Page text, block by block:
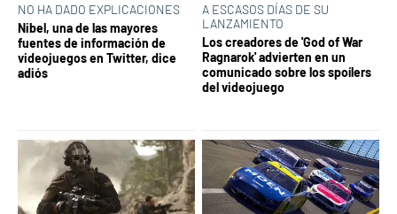
NO HA DADO EXPLICACIONES
Nibel, una de las mayores
fuentes de información de
videojuegos en Twitter, dice
adiós
A ESCASOS DÍAS DE SU
LANZAMIENTO
Los creadores de 'God of War
Ragnarok' advierten en un
comunicado sobre los spoílers
del videojuego